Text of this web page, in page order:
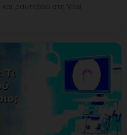
ραντεβού στη Vital